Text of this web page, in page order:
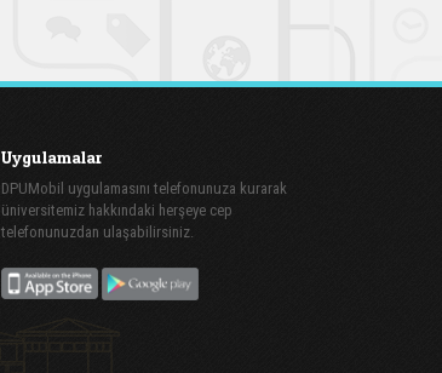
Uygulamalar
DPUMobil uygulamasını telefonunuza kurarak
üniversitemiz hakkındaki herşeye cep
telefonunuzdan ulaşabilirsiniz.